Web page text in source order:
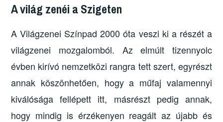
A világ zenéi a Szigeten
A Világzenei Színpad 2000 óta veszi ki a részét a
világzenei mozgalomból. Az elmúlt tizennyolc
évben kirívó nemzetközi rangra tett szert, egyrészt
annak köszönhetően, hogy a műfaj valamennyi
kiválósága fellépett itt, másrészt pedig annak,
hogy mindig is érzékenyen reagált az újabb és